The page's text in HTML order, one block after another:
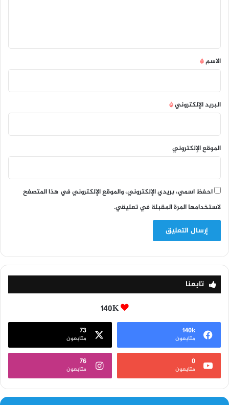
*
الاسم*
البريد الإلكتروني*
الموقع الإلكتروني
احفظ اسمي، بريدي الإلكتروني، والموقع الإلكتروني في هذا المتصفح
لاستخدامها المرة المقبلة في تعليقي.
تابعنا
140K
140k
متابعون
73
متابعون
0
متابعون
76
متابعون